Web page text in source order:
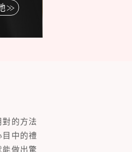
的方法
中的禮
做出驚